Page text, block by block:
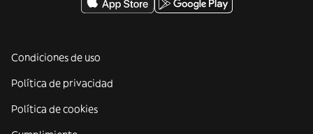
Condiciones de uso
Política de privacidad
Política de cookies